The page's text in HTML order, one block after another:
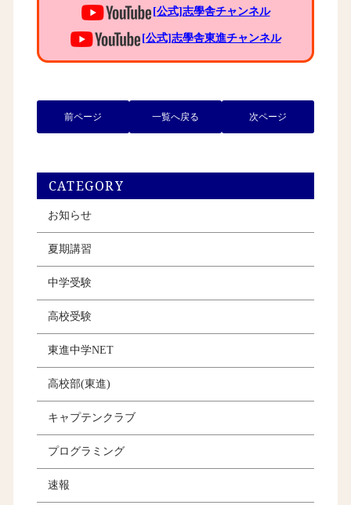
[公式]志學舎チャンネル
[公式]志學舎東進チャンネル
前ページ 一覧へ戻る 次ページ
CATEGORY
お知らせ
夏期講習
中学受験
高校受験
東進中学NET
高校部(東進)
キャプテンクラブ
プログラミング
速報